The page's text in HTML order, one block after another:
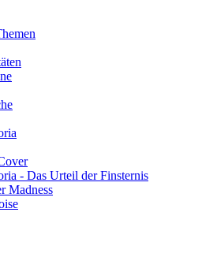
- Das Urteil der Finsternis
Madness